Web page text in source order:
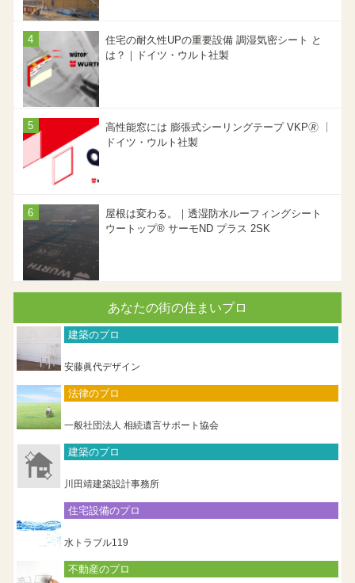
住宅の耐久性UPの重要設備 調湿気密シート と
は？｜ドイツ・ウルト社製
高性能窓には 膨張式シーリングテープ VKP🄬 ｜
ドイツ・ウルト社製
屋根は変わる。｜透湿防水ルーフィングシート
ウートップ® サーモND プラス 2SK
あなたの街の住まいプロ
建築のプロ
安藤眞代デザイン
法律のプロ
一般社団法人 相続遺言サポート協会
建築のプロ
川田靖建築設計事務所
住宅設備のプロ
水トラブル119
不動産のプロ